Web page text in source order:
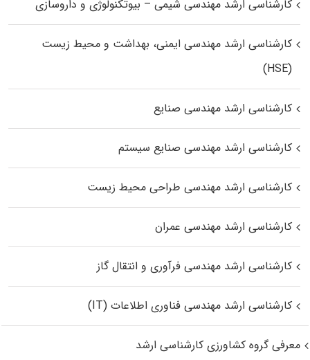
کارشناسی ارشد مهندسی شیمی – بیوتکنولوژی و داروسازی
کارشناسی ارشد مهندسی ایمنی، بهداشت و محیط زیست
(HSE)
کارشناسی ارشد مهندسی صنایع
کارشناسی ارشد مهندسی صنایع سیستم
کارشناسی ارشد مهندسی طراحی محیط زیست
کارشناسی ارشد مهندسی عمران
کارشناسی ارشد مهندسی فرآوری و انتقال گاز
کارشناسی ارشد مهندسی فناوری اطلاعات (IT)
معرفی گروه کشاورزی کارشناسی ارشد